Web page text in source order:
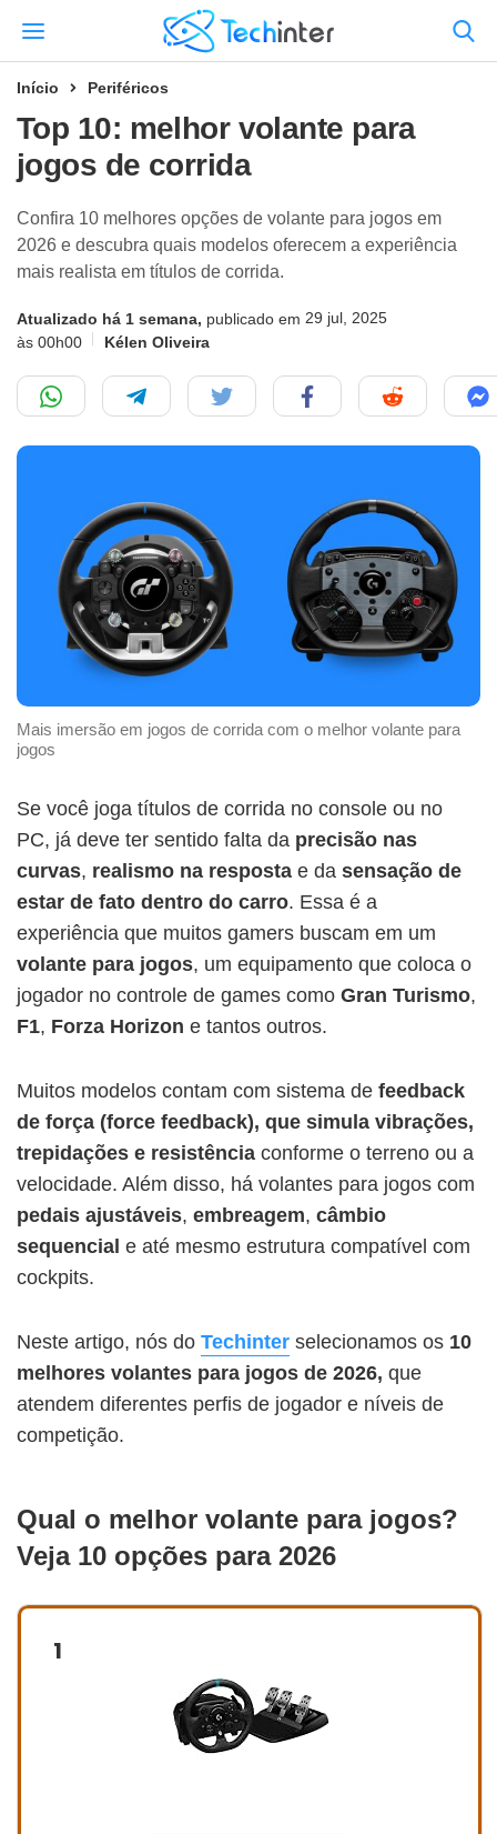
Início Periféricos
Top 10: melhor volante para
jogos de corrida
Confira 10 melhores opções de volante para jogos em
2026 e descubra quais modelos oferecem a experiência
mais realista em títulos de corrida.
Atualizado há 1 semana, publicado em 29 jul, 2025
às 00h00
Kélen Oliveira
Mais imersão em jogos de corrida com o melhor volante para
jogos
Se você joga títulos de corrida no console ou no
PC, já deve ter sentido falta da precisão nas
curvas, realismo na resposta e da sensação de
estar de fato dentro do carro. Essa é a
experiência que muitos gamers buscam em um
volante para jogos, um equipamento que coloca o
jogador no controle de games como Gran Turismo,
F1, Forza Horizon e tantos outros.
Muitos modelos contam com sistema de feedback
de força (force feedback), que simula vibrações,
trepidações e resistência conforme o terreno ou a
velocidade. Além disso, há volantes para jogos com
pedais ajustáveis, embreagem, câmbio
sequencial e até mesmo estrutura compatível com
cockpits.
Neste artigo, nós do Techinter selecionamos os 10
melhores volantes para jogos de 2026, que
atendem diferentes perfis de jogador e níveis de
competição.
Qual o melhor volante para jogos?
Veja 10 opções para 2026
1